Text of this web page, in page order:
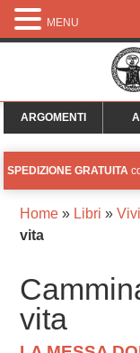
ARGOMENTI
SPEDIZIONE GRATUITA
Home» Libri »
vita
vita
MENU